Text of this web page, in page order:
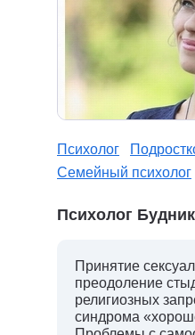
Психолог
Семейный психолог
Психолог
Принятие
преодоление
религиозных
синдрома